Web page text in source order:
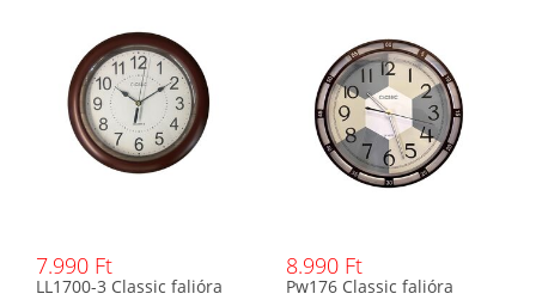
7.990 Ft
LL1700-3 Classic falióra
8.990 Ft
Pw176 Classic falióra